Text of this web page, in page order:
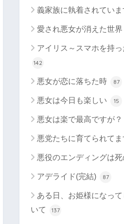
義家族に執着されていま
愛され悪女が消えた世界
アイリス～スマホを持
142
悪女が恋に落ちた時 87
悪女は今日も楽しい 15
悪女は楽で最高ですが？
悪党たちに育てられてま
悪役のエンディングは死
アデライド(完結) 87
ある日、お姫様になっ
いて
137